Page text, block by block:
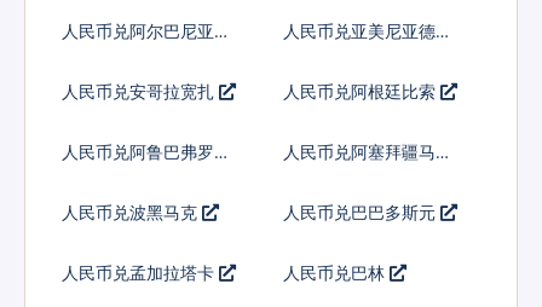
人民币兑阿尔巴尼亚列
人民币兑亚美尼亚德拉
人民币兑安哥拉宽扎 人民币兑阿根廷比索
人民币兑阿鲁巴弗罗林
人民币兑阿塞拜疆马纳
人民币兑波黑马克 人民币兑巴巴多斯元
人民币兑孟加拉塔卡 人民币兑巴林